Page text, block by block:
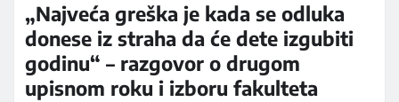
„Najveća greška je kada se odluka
donese iz straha da će dete izgubiti
godinu“ – razgovor o drugom
upisnom roku i izboru fakulteta